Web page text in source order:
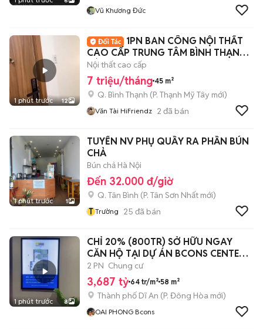
Vũ Khương Đức
1 phút trước 12
1PN BAN CÔNG NỘI THẤT
CAO CẤP TRUNG TÂM BÌNH THẠNH
SÁT QUẬN 1
Nội thất cao cấp
7 triệu/tháng 45 m²
Q. Bình Thạnh (P. Thạnh Mỹ Tây mới)
Văn Tài HiFriendz 2 đã bán
1 phút trước 1
TUYỂN NV PHỤ QUẦY RA PHẦN BÚN
CHẢ
Bún chả Hà Nội
Đến 32.000 đ/giờ
Q. Tân Bình (P. Tân Sơn Nhất mới)
T Trường 25 đã bán
1 phút trước 8
CHỈ 20% (800TR) SỞ HỮU NGAY
CĂN HỘ TẠI DỰ ÁN BCONS CENTER
CITY
2 PN Chung cư
3,687 tỷ 64 tr/m² 58 m²
Thành phố Dĩ An (P. Đông Hòa mới)
OAI PHONG Bcons